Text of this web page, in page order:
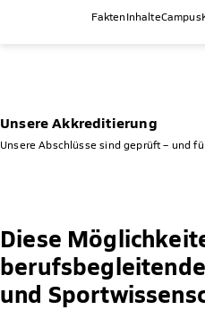
FaktenInhalteCampus
Unsere Akkreditierung
Unsere Abschlüsse sind geprüft – und
Diese
und